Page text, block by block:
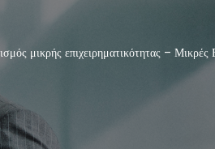
επιχειρηματικότητας – Μικρές